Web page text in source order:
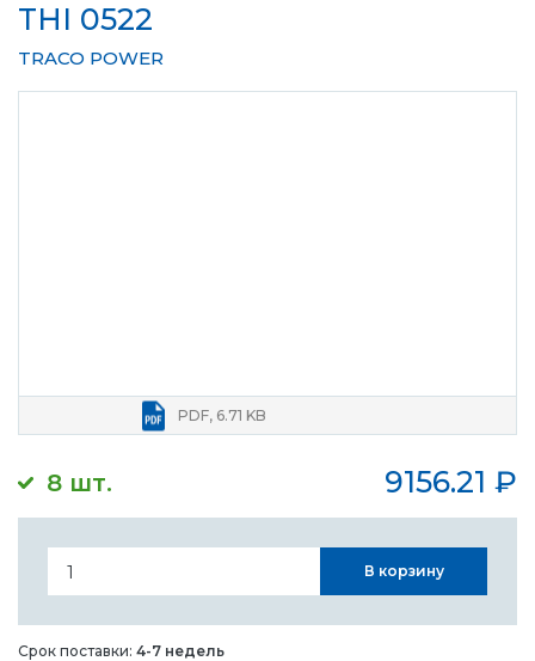
THI 0522
TRACO POWER
8 шт. 9156.21 ₽
PDF, 6.71 KB
В корзину
Срок поставки: 4-7 недель